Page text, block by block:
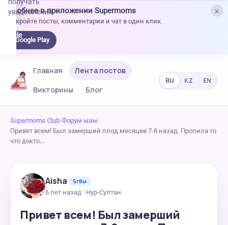
×
Удобнее в приложении Supermoms
Откройте посты, комментарии и чат в один клик.
Google Play
уведомления.
Главная
Лента постов
Викторины
Блог
RU KZ EN
Supermoms Club›Форум мам›
Привет всем! Был замерший плод месяцев 7-8 назад. Пропила то
что докто…
Aisha
5г8м
6 лет назад · Нур-Султан
Привет всем! Был замерший